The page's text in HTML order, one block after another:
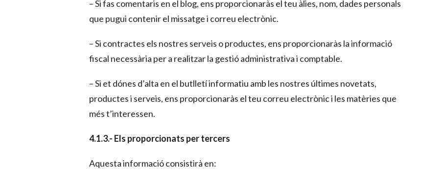
– Si fas comentaris en el blog, ens proporcionaràs el teu àlies, nom, dades personals
que pugui contenir el missatge i correu electrònic.
– Si contractes els nostres serveis o productes, ens proporcionaràs la informació
fiscal necessària per a realitzar la gestió administrativa i comptable.
– Si et dónes d’alta en el butlletí informatiu amb les nostres últimes novetats,
productes i serveis, ens proporcionaràs el teu correu electrònic i les matèries que
més t’interessen.
4.1.3.- Els proporcionats per tercers
Aquesta informació consistirà en: